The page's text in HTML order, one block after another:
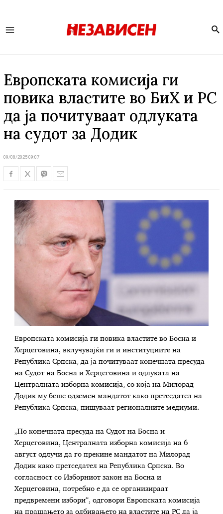
Европската комисија ги
повика властите во БиХ и РС
да ја почитуваат одлуката
на судот за Додик
09/08/2025 09:07
Европската комисија ги повика властите во Босна и
Херцеговина, вклучувајќи ги и институциите на
Република Српска, да ја почитуваат конечната пресуда
на Судот на Босна и Херцеговина и одлуката на
Централната изборна комисија, со која на Милорад
Додик му беше одземен мандатот како претседател на
Република Српска, пишуваат регионалните медиуми.
„По конечната пресуда на Судот на Босна и
Херцеговина, Централната изборна комисија на 6
август одлучи да го прекине мандатот на Милорад
Додик како претседател на Република Српска. Во
согласност со Изборниот закон на Босна и
Херцеговина, потребно е да се организираат
предвремени избори“, одговори Европската комисија
на прашањето за одбивањето на властите на РС да ја